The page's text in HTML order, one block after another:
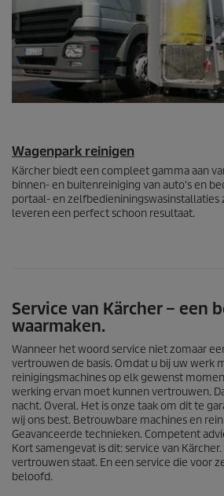
Wagenpark reinigen
Kärcher biedt een compleet gamma aan
binnen- en buitenreiniging van auto's en
portaal- en zelfbedieniningswasinstallaties
leveren een perfect schoon resultaat.
Service van Kärcher – een
waarmaken.
Wanneer het woord service niet zomaar
vertrouwen de basis. Omdat u bij uw werk
reinigingsmachines op elk gewenst
werking ervan moet kunnen vertrouwen.
nacht. Overal. Het is onze taak om dit te
wij ons best. Betrouwbare machines en
Geavanceerde technieken. Competent
Kort samengevat is dit: service van
vertrouwen staat. En een service die voor
beloofd.